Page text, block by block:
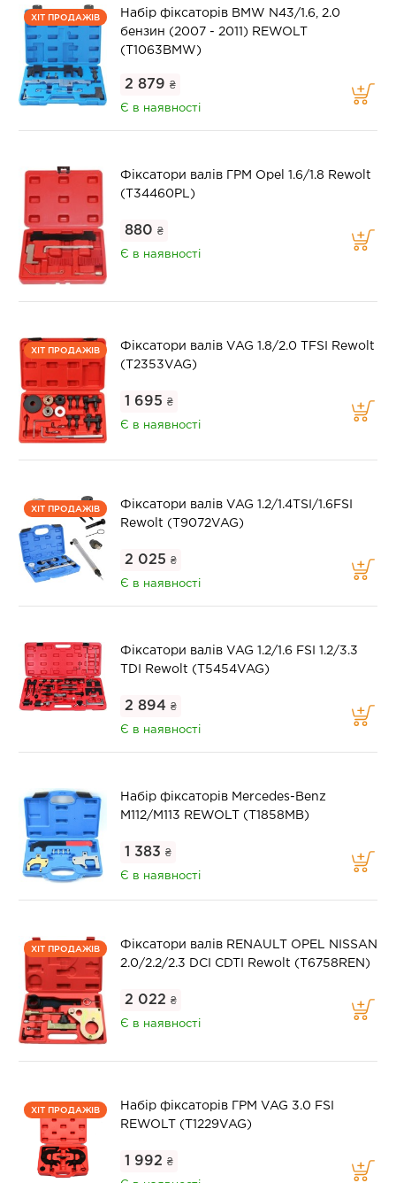
ХІТ ПРОДАЖІВ
Набір фіксаторів BMW N43/1.6, 2.0
бензин (2007 - 2011) REWOLT
(T1063BMW)
2 879 ₴
Є в наявності
Фіксатори валів ГРМ Opel 1.6/1.8 Rewolt
(T34460PL)
880 ₴
Є в наявності
ХІТ ПРОДАЖІВ
Фіксатори валів VAG 1.8/2.0 TFSI Rewolt
(T2353VAG)
1 695 ₴
Є в наявності
ХІТ ПРОДАЖІВ
Фіксатори валів VAG 1.2/1.4TSI/1.6FSI
Rewolt (T9072VAG)
2 025 ₴
Є в наявності
Фіксатори валів VAG 1.2/1.6 FSI 1.2/3.3
TDI Rewolt (T5454VAG)
2 894 ₴
Є в наявності
Набір фіксаторів Mercedes-Benz
M112/M113 REWOLT (T1858MB)
1 383 ₴
Є в наявності
ХІТ ПРОДАЖІВ
Фіксатори валів RENAULT OPEL NISSAN
2.0/2.2/2.3 DCI CDTI Rewolt (T6758REN)
2 022 ₴
Є в наявності
ХІТ ПРОДАЖІВ
Набір фіксаторів ГРМ VAG 3.0 FSI
REWOLT (T1229VAG)
1 992 ₴